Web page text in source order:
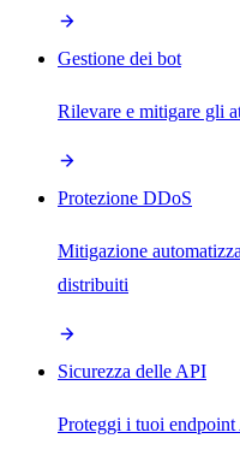
Gestione dei bot
Rilevare e mitigare gli
Protezione DDoS
Mitigazione
distribuiti
Sicurezza delle API
Proteggi i tuoi